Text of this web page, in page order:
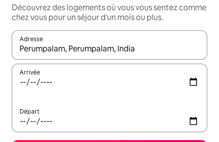
Découvrez des logements où vous vous sentez comme
chez vous pour un séjour d'un mois ou plus.
Adresse
Lorsque les résultats s'affichent, utilisez les flèches vers le
Arrivée
Départ